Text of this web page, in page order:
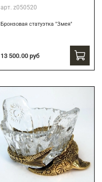
арт. z050520
Бронзовая статуэтка "Змея"
13 500.00 руб